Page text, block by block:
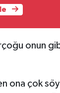
onun
ona çok